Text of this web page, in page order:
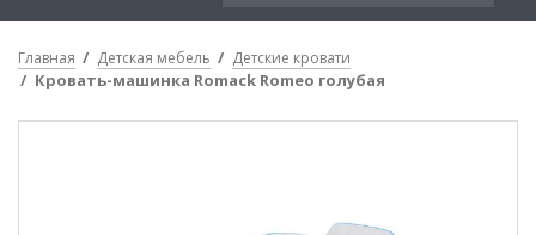
Главная Детская мебель Детские кровати
Кровать-машинка Romack Romeo голубая